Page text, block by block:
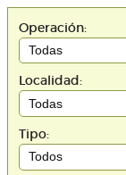
Operación:
Localidad:
Tipo: